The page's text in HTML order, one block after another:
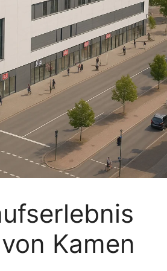
Kamen